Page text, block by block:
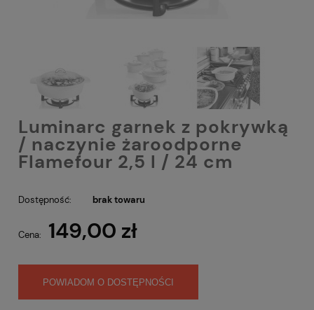
Luminarc garnek z pokrywką
/ naczynie żaroodporne
Flamefour 2,5 l / 24 cm
Dostępność: brak towaru
Cena: 149,00 zł
POWIADOM O DOSTĘPNOŚCI